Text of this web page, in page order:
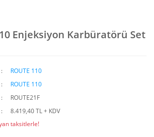
Enjeksiyon Karbüratörü Set
ROUTE 110
ROUTE 110
ROUTE21F
8.419,40 TL + KDV
taksitlerle!